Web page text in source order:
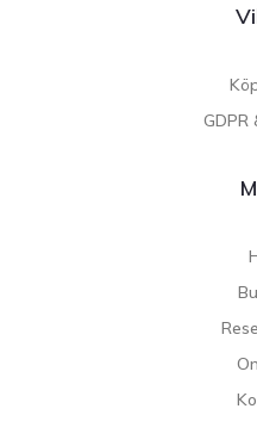
GDPR